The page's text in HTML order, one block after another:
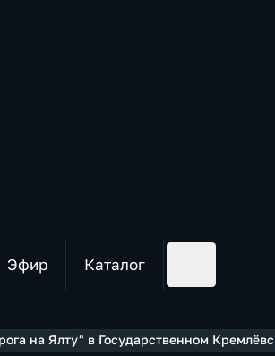
Эфир Каталог
на Ялту" в Государственном